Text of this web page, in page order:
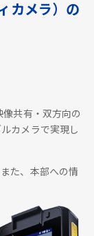
カメラ）の
共有・双方向の
カメラで実現し
た、本部への情